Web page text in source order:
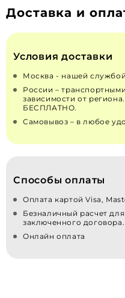
Доставка и
Условия доставки
Москва - нашей
России –
зависимости от
БЕСПЛАТНО.
Самовывоз – в любое
Способы оплаты
Оплата картой Visa,
Безналичный расчет
заключенного договора.
Онлайн оплата